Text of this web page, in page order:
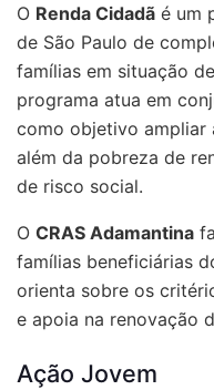
O Renda Cidadã é um
de São Paulo de
famílias em situação
programa atua em
como objetivo ampliar
além da pobreza de
de risco social.
O CRAS Adamantina
famílias beneficiárias
orienta sobre os
e apoia na renovação
Ação Jovem